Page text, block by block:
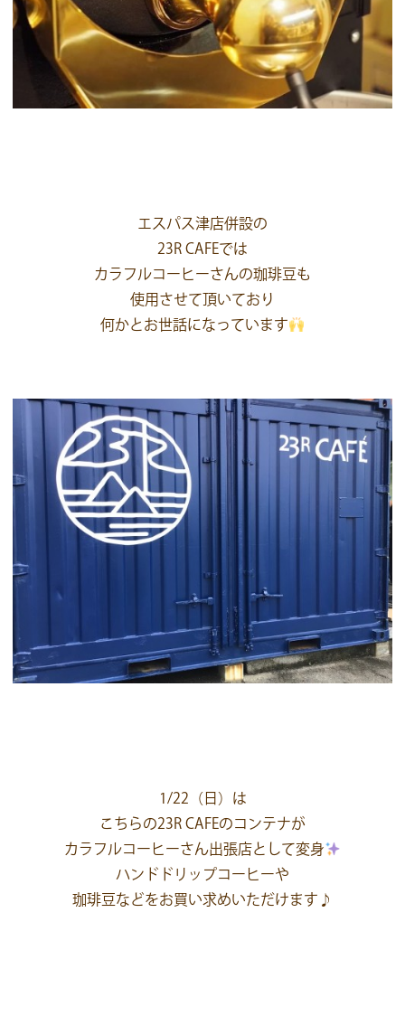
エスパス津店併設の
23R CAFEでは
カラフルコーヒーさんの珈琲豆も
使用させて頂いており
何かとお世話になっています
1/22（日）は
こちらの23R CAFEのコンテナが
カラフルコーヒーさん出張店として変身
ハンドドリップコーヒーや
珈琲豆などをお買い求めいただけます♪